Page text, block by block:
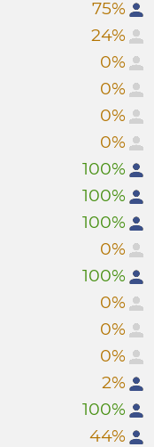
75%
24%
0%
0%
0%
0%
100%
100%
100%
0%
100%
0%
0%
0%
2%
100%
44%